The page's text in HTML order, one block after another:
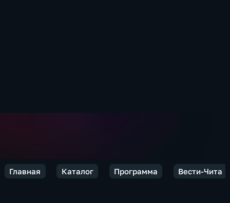
Главная Каталог Программа Вести-Чита